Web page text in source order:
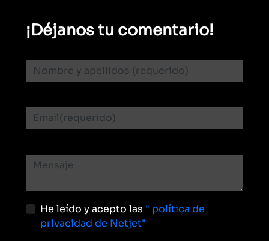
¡Déjanos tu comentario!
He leído y acepto las " política de
privacidad de Netjet"